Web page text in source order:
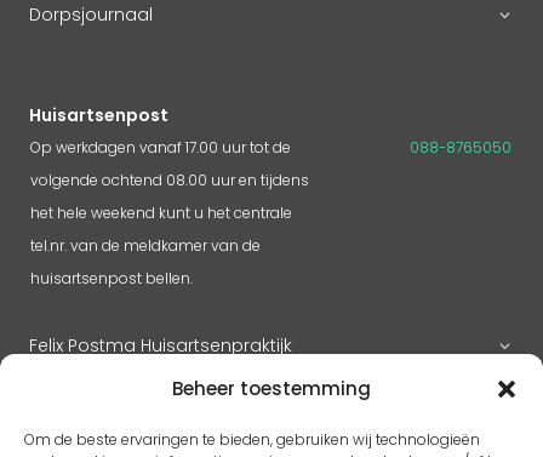
Beheer toestemming
Om de beste ervaringen te bieden, gebruiken wij technologieën
Dorpsjournaal
Huisartsenpost
Op werkdagen vanaf 17.00 uur tot de
volgende ochtend 08.00 uur en tijdens
het hele weekend kunt u het centrale
tel.nr. van de meldkamer van de
huisartsenpost bellen.
088-8765050
Felix Postma Huisartsenpraktijk